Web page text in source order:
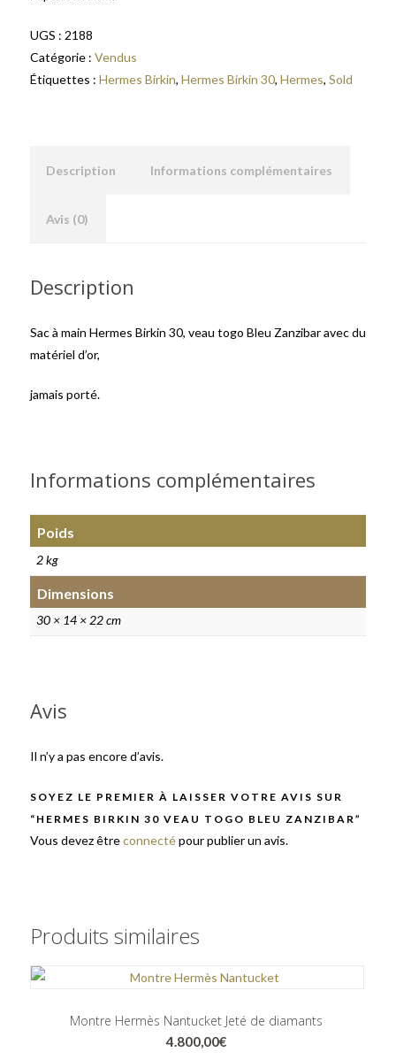
UGS : 2188
Catégorie : Vendus
Étiquettes : Hermes Birkin, Hermes Birkin 30, Hermes, Sold
Description Informations complémentaires
Avis (0)
Description
Sac à main Hermes Birkin 30, veau togo Bleu Zanzibar avec du
matériel d’or,
jamais porté.
Informations complémentaires
Poids
2 kg
Dimensions
30 × 14 × 22 cm
Avis
Il n’y a pas encore d’avis.
SOYEZ LE PREMIER À LAISSER VOTRE AVIS SUR
“HERMES BIRKIN 30 VEAU TOGO BLEU ZANZIBAR”
Vous devez êtreconnectépour publier un avis.
Produits similaires
Montre Hermès Nantucket Jeté de diamants
4.800,00€